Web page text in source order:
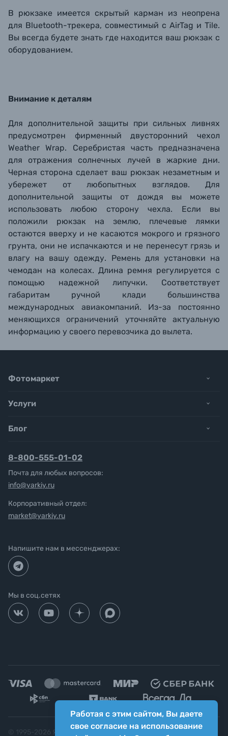
В рюкзаке имеется скрытый карман из неопрена
для Bluetooth-трекера, совместимый с AirTag и Tile.
Вы всегда будете знать где находится ваш рюкзак с
оборудованием.
Внимание к деталям
Для дополнительной защиты при сильных ливнях
предусмотрен фирменный двусторонний чехол
Weather Wrap. Серебристая часть предназначена
для отражения солнечных лучей в жаркие дни.
Черная сторона сделает ваш рюкзак незаметным и
убережет от любопытных взглядов. Для
дополнительной защиты от дождя вы можете
использовать любою сторону чехла. Если вы
положили рюкзак на землю, плечевые лямки
остаются вверху и не касаются мокрого и грязного
грунта, они не испачкаются и не перенесут грязь и
влагу на вашу одежду. Ремень для установки на
чемодан на колесах. Длина ремня регулируется с
помощью надежной липучки. Соответствует
габаритам ручной клади большинства
международных авиакомпаний. Из-за постоянно
меняющихся ограничений уточняйте актуальную
информацию у своего перевозчика до вылета.
Работая с этим сайтом, Вы даете
свое согласие на использование
Фотомаркет
Услуги
Блог
8-800-555-01-02
Почта для любых вопросов:
info@yarkiy.ru
Корпоративный отдел:
market@yarkiy.ru
Напишите нам в мессенджерах:
Мы в соц.сетях
Яркий фотомаркет ("Яркий Мир")